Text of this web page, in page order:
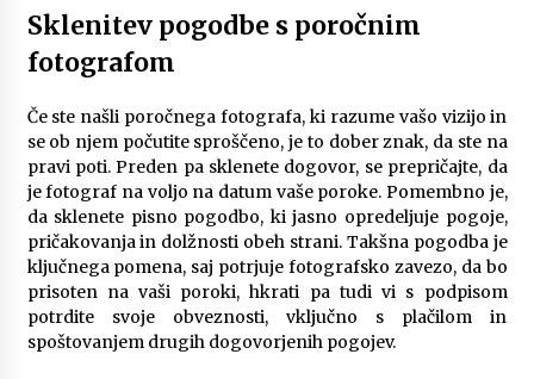
Sklenitev pogodbe s poročnim
fotografom
Če ste našli poročnega fotografa, ki razume vašo vizijo in
se ob njem počutite sproščeno, je to dober znak, da ste na
pravi poti. Preden pa sklenete dogovor, se prepričajte, da
je fotograf na voljo na datum vaše poroke. Pomembno je,
da sklenete pisno pogodbo, ki jasno opredeljuje pogoje,
pričakovanja in dolžnosti obeh strani. Takšna pogodba je
ključnega pomena, saj potrjuje fotografsko zavezo, da bo
prisoten na vaši poroki, hkrati pa tudi vi s podpisom
potrdite svoje obveznosti, vključno s plačilom in
spoštovanjem drugih dogovorjenih pogojev.